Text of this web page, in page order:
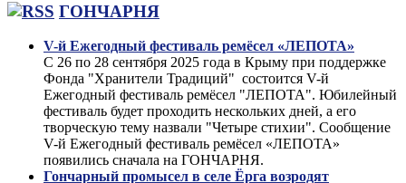
ГОНЧАРНЯ
V-й Ежегодный фестиваль ремёсел «ЛЕПОТА»
С 26 по 28 сентября 2025 года в Крыму при поддержке
Фонда "Хранители Традиций" состоится V-й
Ежегодный фестиваль ремёсел "ЛЕПОТА". Юбилейный
фестиваль будет проходить нескольких дней, а его
творческую тему назвали "Четыре стихии". Сообщение
V-й Ежегодный фестиваль ремёсел «ЛЕПОТА»
появились сначала на ГОНЧАРНЯ.
Гончарный промысел в селе Ёрга возродят